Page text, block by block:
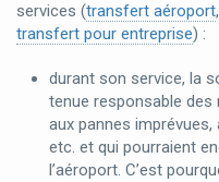
services (transfert aéroport,
transfert pour entreprise) :
durant son service, la
tenue responsable des
aux pannes
etc. et qui pourraient
l’aéroport. C’est